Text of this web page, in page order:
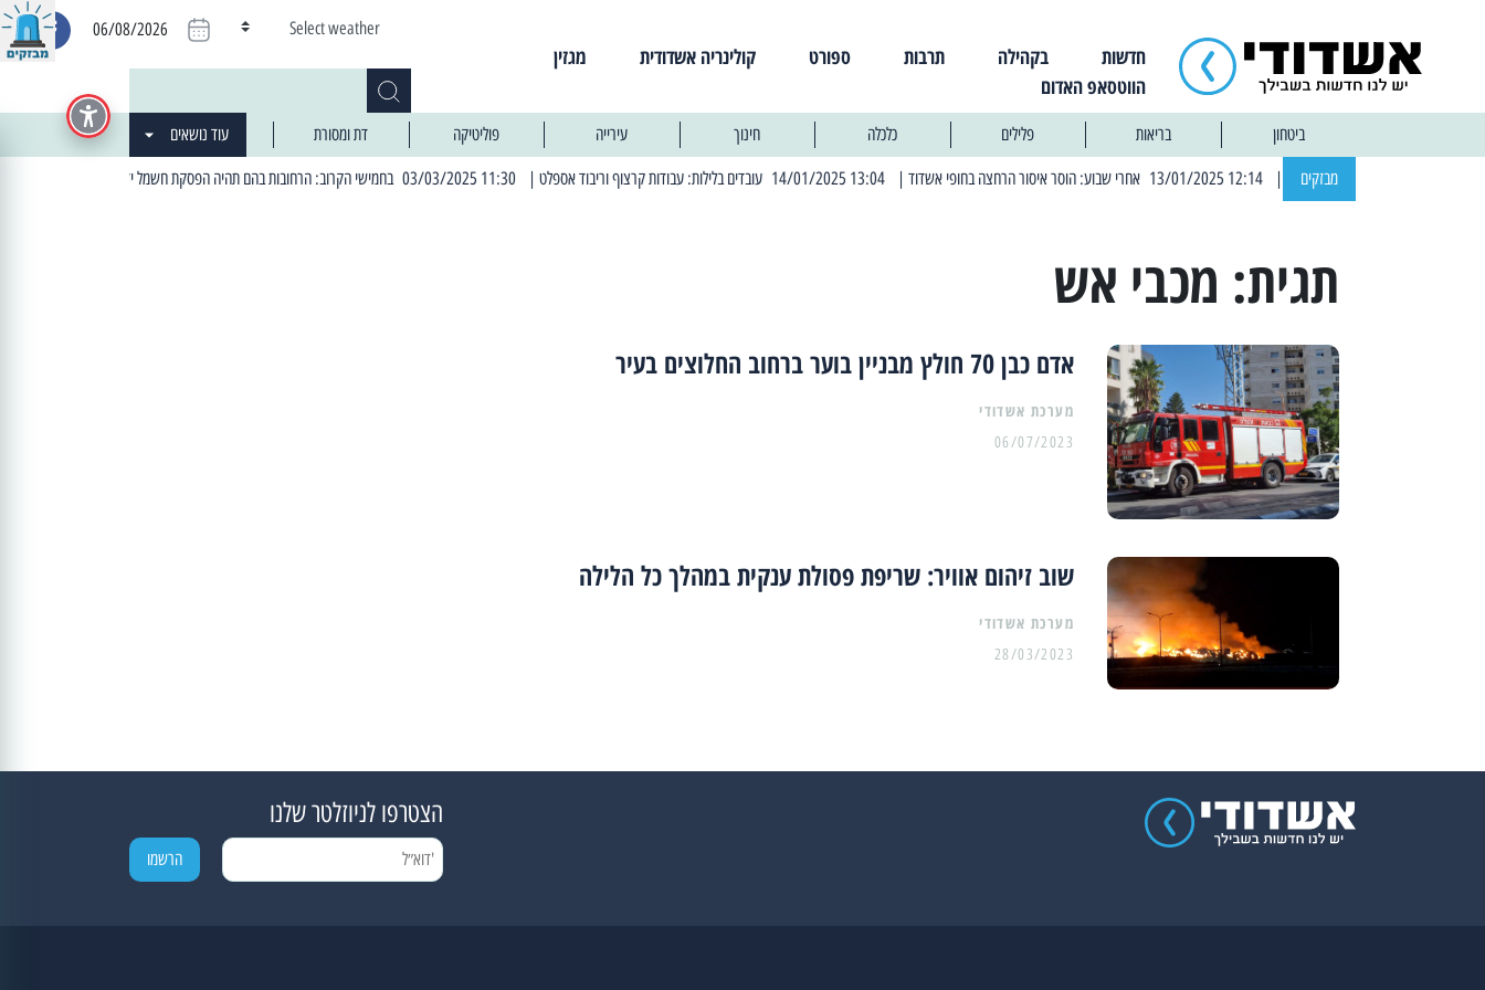
חדשות בקהילה תרבות ספורט קולינריה אשדודית
מגזין
הווטסאפ האדום
Select weather
06/08/2026
ביטחון בריאות פלילים כלכלה חינוך עירייה פוליטיקה דת ומסורת עוד נושאים
מבזקים | 12:14 13/01/2025 אחרי שבוע: הוסר איסור הרחצה בחופי אשדוד | 13:04 14/01/2025 עובדים בלילות: עבודות קרצוף וריבוד אספלט | 11:30 03/03/2025 בחמישי הקרוב: הרחובות בהם תהיה הפסקת חשמל יזומה
תגית: מכבי אש
אדם כבן 70 חולץ מבניין בוער ברחוב החלוצים בעיר
מערכת אשדודי
06/07/2023
שוב זיהום אוויר: שריפת פסולת ענקית במהלך כל הלילה
מערכת אשדודי
28/03/2023
הצטרפו לניוזלטר שלנו